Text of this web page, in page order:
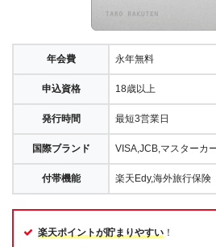
年会費 永年無料
申込資格 18歳以上
発行時間 最短3営業日
国際ブランド VISA,JCB,マスターカ
付帯機能 楽天Edy,海外旅行保険
楽天ポイントが貯まりやすい ！